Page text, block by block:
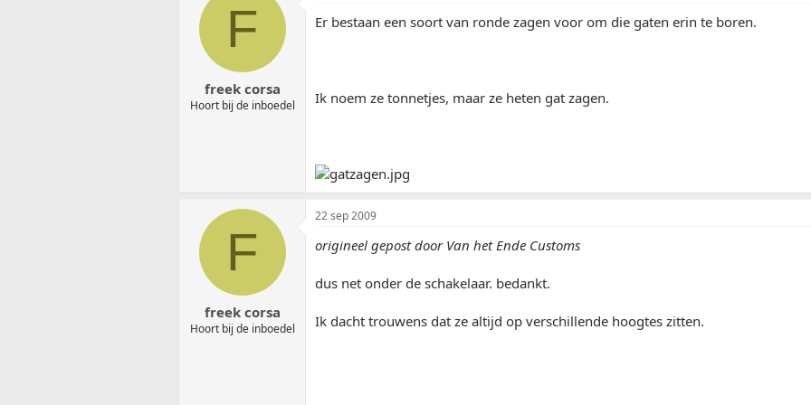
F
freek corsa
Hoort bij de inboedel
Er bestaan een soort van ronde zagen voor om die gaten erin te boren.
Ik noem ze tonnetjes, maar ze heten gat zagen.
F
freek corsa
Hoort bij de inboedel
22 sep 2009
origineel gepost door Van het Ende Customs
dus net onder de schakelaar. bedankt.
Ik dacht trouwens dat ze altijd op verschillende hoogtes zitten.